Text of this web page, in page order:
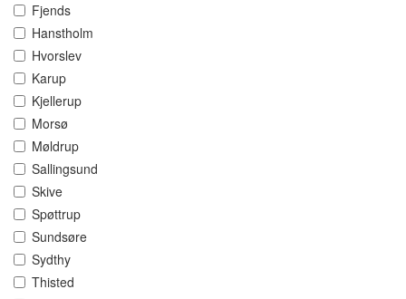
Fjends
Hanstholm
Hvorslev
Karup
Kjellerup
Morsø
Møldrup
Sallingsund
Skive
Spøttrup
Sundsøre
Sydthy
Thisted